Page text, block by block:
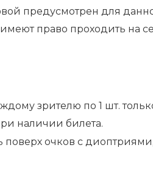
предусмотрен для
право проходить на
зрителю по 1 шт.
наличии билета.
очков с